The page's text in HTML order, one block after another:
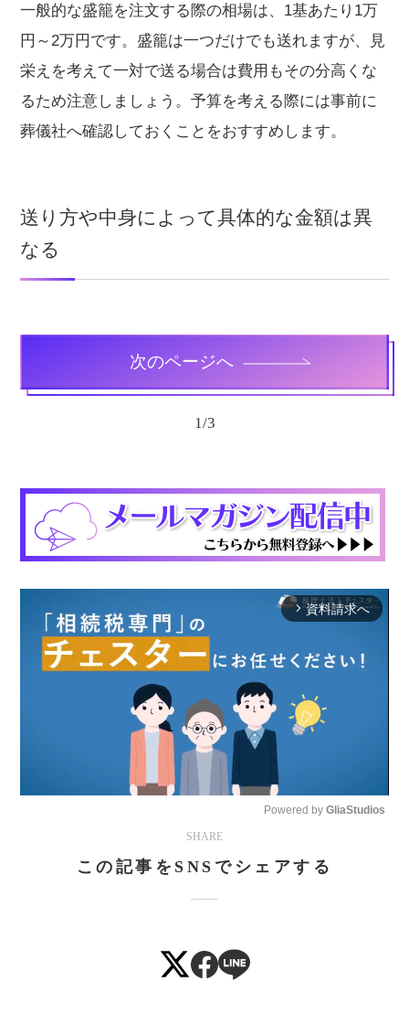
一般的な盛籠を注文する際の相場は、1基あたり1万
円～2万円です。盛籠は一つだけでも送れますが、見
栄えを考えて一対で送る場合は費用もその分高くな
るため注意しましょう。予算を考える際には事前に
葬儀社へ確認しておくことをおすすめします。
送り方や中身によって具体的な金額は異
なる
次のページへ
1/3
arrow_forward_ios 資料請求へ
Powered by GliaStudios
SHARE
この記事をSNSでシェアする